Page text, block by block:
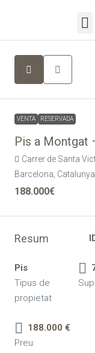
VENTA RESERVADA
Pis a Montgat
Carrer de Santa
Barcelona,
188.000€
Resum
Pis
Tipus de
propietat
188.000 €
Preu